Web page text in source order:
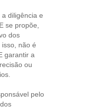
diligência e
se propõe,
dos
não é
garantir a
ou
pelo